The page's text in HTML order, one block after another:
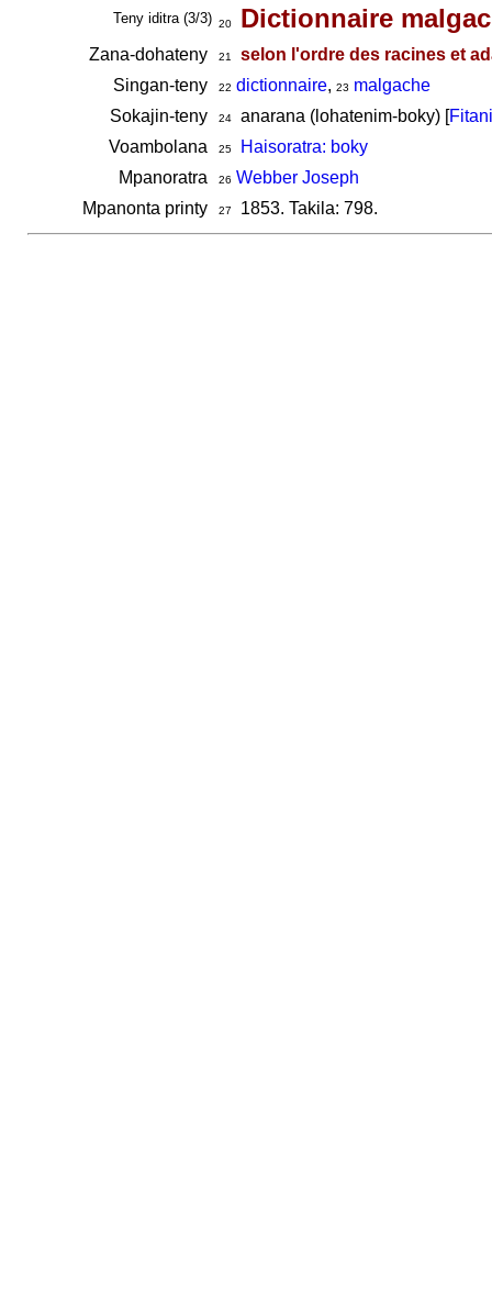
Teny iditra (3/3) 20 Dictionnaire
Zana-dohateny 21
selon l'ordre des racines et
Singan-teny
22 dictionnaire, 23 malgache
Sokajin-teny
24anarana (lohatenim-boky) [
Voambolana
25
Haisoratra: boky
Mpanoratra
26 Webber Joseph
Mpanonta printy
27 1853. Takila: 798.